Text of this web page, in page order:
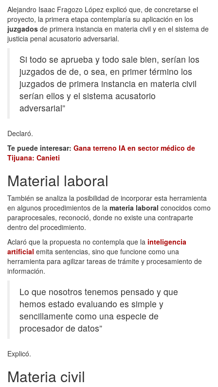
Alejandro Isaac Fragozo López explicó que, de concretarse el
proyecto, la primera etapa contemplaría su aplicación en los
juzgados de primera instancia en materia civil y en el sistema de
justicia penal acusatorio adversarial.
Si todo se aprueba y todo sale bien, serían los
juzgados de de, o sea, en primer término los
juzgados de primera instancia en materia civil
serían ellos y el sistema acusatorio
adversarial”
Declaró.
Te puede interesar: Gana terreno IA en sector médico de
Tijuana: Canieti
Material laboral
También se analiza la posibilidad de incorporar esta herramienta
en algunos procedimientos de la materia laboral conocidos como
paraprocesales, reconoció, donde no existe una contraparte
dentro del procedimiento.
Aclaró que la propuesta no contempla que la inteligencia
artificial emita sentencias, sino que funcione como una
herramienta para agilizar tareas de trámite y procesamiento de
información.
Lo que nosotros tenemos pensado y que
hemos estado evaluando es simple y
sencillamente como una especie de
procesador de datos”
Explicó.
Materia civil